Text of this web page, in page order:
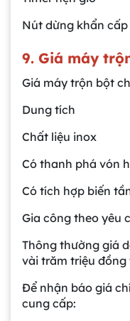
Nút dừng khẩn cấp
9. Giá máy
Giá máy trộn bột
Dung tích
Chất liệu inox
Có thanh phá vón
Có tích hợp biến
Gia công theo yêu
Thông thường giá
vài trăm triệu đồng
Để nhận báo giá
cung cấp: